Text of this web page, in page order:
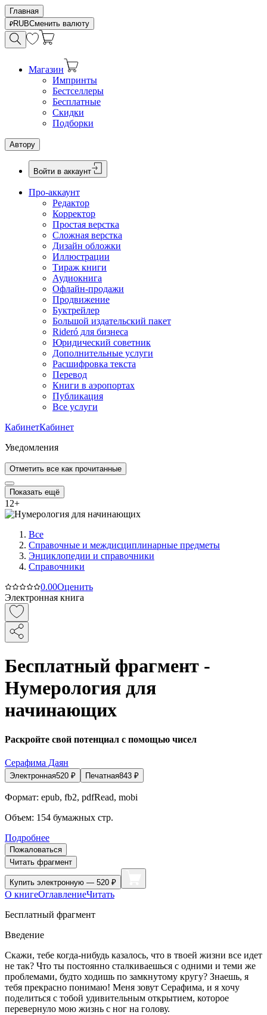
Главная
RUBСменить валюту
Магазин
Импринты
Бестселлеры
Бесплатные
Скидки
Подборки
Автору
Войти в аккаунт
Про-аккаунт
Редактор
Корректор
Простая верстка
Сложная верстка
Дизайн обложки
Иллюстрации
Тираж книги
Аудиокнига
Офлайн-продажи
Продвижение
Буктрейлер
Большой издательский пакет
Rideró для бизнеса
Юридический советник
Дополнительные услуги
Расшифровка текста
Перевод
Книги в аэропортах
Публикация
Все услуги
КабинетКабинет
Уведомления
Отметить все как прочитанные
Показать ещё
12+
Все
Справочные и междисциплинарные предметы
Энциклопедии и справочники
Справочники
0.00Оценить
Электронная книга
Бесплатный фрагмент -
Нумерология для
начинающих
Раскройте свой потенциал с помощью чисел
Серафима Даян
Электронная520 ₽ Печатная843 ₽
Формат: epub, fb2, pdfRead, mobi
Объем: 154 бумажных стр.
Подробнее
Пожаловаться
Читать фрагмент
Купить электронную — 520 ₽
О книгеОглавлениеЧитать
Бесплатный фрагмент
Введение
Скажи, тебе когда-нибудь казалось, что в твоей жизни все идет
не так? Что ты постоянно сталкиваешься с одними и теми же
проблемами, будто ходишь по замкнутому кругу? Знаешь, я
тебя прекрасно понимаю! Меня зовут Серафима, и я хочу
поделиться с тобой удивительным открытием, которое
перевернуло мою жизнь с ног на голову.